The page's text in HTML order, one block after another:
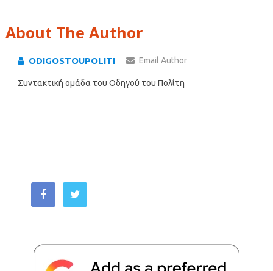
About The Author
ODIGOSTOUPOLITI Email Author
Συντακτική ομάδα του Οδηγού του Πολίτη